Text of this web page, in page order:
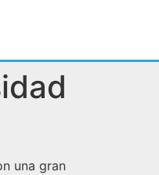
una gran